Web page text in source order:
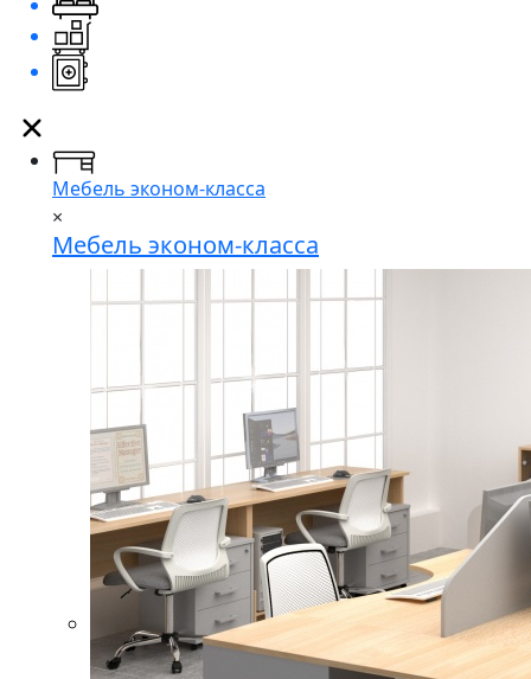
Мебель эконом-класса
×
Мебель эконом-класса